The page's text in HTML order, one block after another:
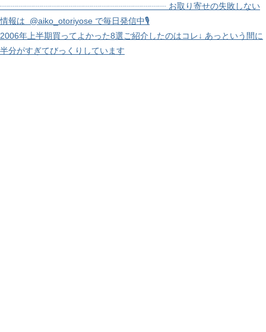
2006年上半期買ってよかった8選ご紹介したのはコレ↓ あっという間に
半分がすぎてびっくりしています